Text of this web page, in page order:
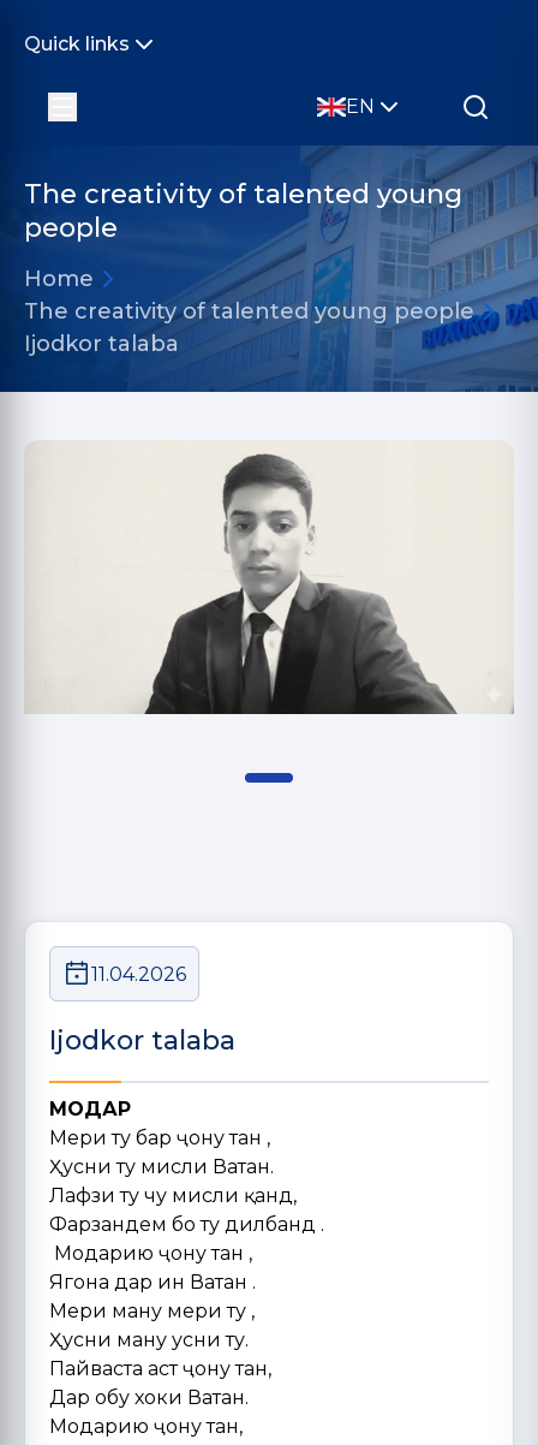
Quick links
EN
The creativity of talented young
people
Home
The creativity of talented young people
Ijodkor talaba
11.04.2026
Ijodkor talaba
МОДАР
Меҳри ту бар ҷону тан ,
Ҳусни ту мисли Ватан.
Лафзи ту чу мисли қанд,
Фарзандем бо ту дилбанд .
Модарию ҷону тан ,
Ягона дар ин Ватан .
Меҳри ману меҳри ту ,
Ҳусни ману ҳусни ту.
Пайваста аст ҷону тан,
Дар обу хоки Ватан.
Модарию ҷону тан,